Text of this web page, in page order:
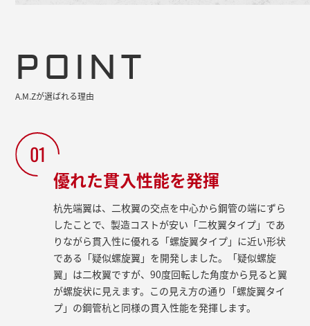
POINT
A.M.Zが選ばれる理由
01
優れた貫入性能を発揮
杭先端翼は、二枚翼の交点を中心から鋼管の端にずら
したことで、製造コストが安い「二枚翼タイプ」であ
りながら貫入性に優れる「螺旋翼タイプ」に近い形状
である「疑似螺旋翼」を開発しました。「疑似螺旋
翼」は二枚翼ですが、90度回転した角度から見ると翼
が螺旋状に見えます。この見え方の通り「螺旋翼タイ
プ」の鋼管杭と同様の貫入性能を発揮します。